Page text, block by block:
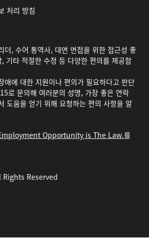
처리 방침
더, 수어 통역사, 대면 면접을 위한 접근성 좋
기타 적절한 수정 등 다양한 편의를 제공합
애에 대한 지원이나 편의가 필요하다고 판단
로 문의해 여러분의 성명, 가장 좋은 연락
도움을 얻기 위해 요청하는 편의 사항을 알
Opportunity is The Law.를
Reserved